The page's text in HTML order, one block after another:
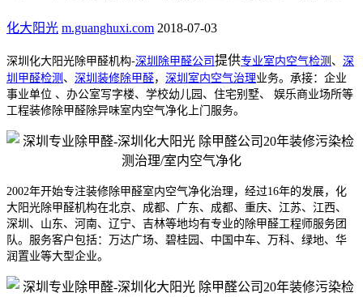
化大阳光 m.guanghuxi.com 2018-07-03
深圳 化大阳光除甲醛机构-深圳除甲醛公司 提供专业室内空气检测 、 深
圳甲醛检测 、 深圳装修除甲醛， 深圳 室内空气治理业务。承接：企业
事业单位 、办公室写字楼、学校幼儿园、住宅别墅、 娱乐商业场所等
工程装修除甲醛除异味室内空气净化上门服务。
2002年开始专注装修除甲醛室内空气净化治理，经过16年的发展，化
大阳光除甲醛机构在北京、成都、广东、成都、重庆、江苏、江西、
深圳、山东、河南、辽宁、吉林等地均有专业的除甲醛工程师服务团
队。 服务客户包括：万达广场、碧桂园、中国中车、万科、绿地、华
润置业等大型企业。